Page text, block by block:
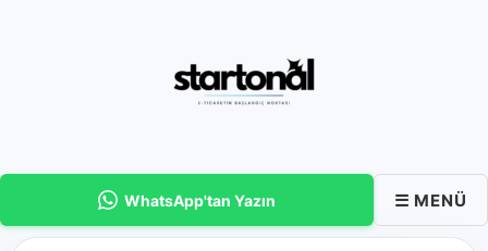
WhatsApp'tan Yazın ☰ MENÜ